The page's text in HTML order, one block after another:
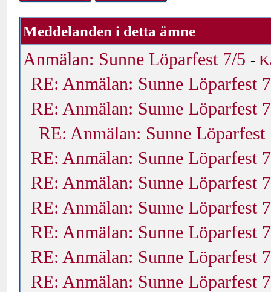
Meddelanden i detta ämne
Anmälan: Sunne Löparfest 7/5 -
RE: Anmälan: Sunne Löparfest
RE: Anmälan: Sunne Löparfest
RE: Anmälan: Sunne Löparfest
RE: Anmälan: Sunne Löparfest
RE: Anmälan: Sunne Löparfest
RE: Anmälan: Sunne Löparfest
RE: Anmälan: Sunne Löparfest
RE: Anmälan: Sunne Löparfest
RE: Anmälan: Sunne Löparfest